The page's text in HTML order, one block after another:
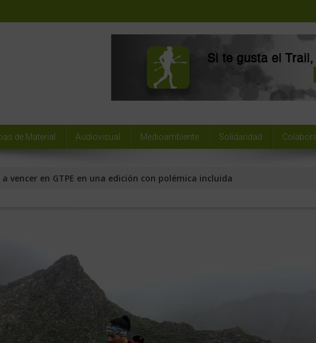
de Material Audiovisual Medioambiente Solidaridad
vencer en GTPE en una edición con polémica incluida